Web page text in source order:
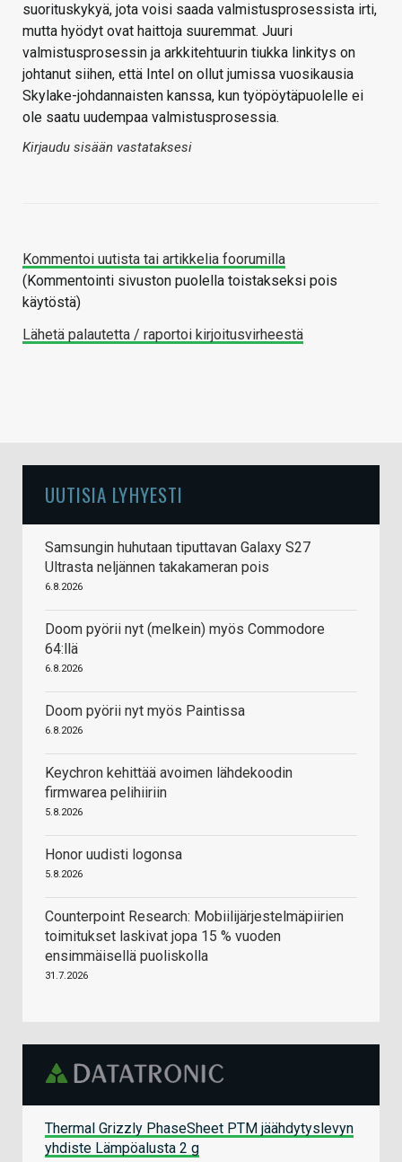
suorituskykyä, jota voisi saada valmistusprosessista irti,
mutta hyödyt ovat haittoja suuremmat. Juuri
valmistusprosessin ja arkkitehtuurin tiukka linkitys on
johtanut siihen, että Intel on ollut jumissa vuosikausia
Skylake-johdannaisten kanssa, kun työpöytäpuolelle ei
ole saatu uudempaa valmistusprosessia.
Kirjaudu sisään vastataksesi
Kommentoi uutista tai artikkelia foorumilla
(Kommentointi sivuston puolella toistakseksi pois
käytöstä)
Lähetä palautetta / raportoi kirjoitusvirheestä
UUTISIA LYHYESTI
Samsungin huhutaan tiputtavan Galaxy S27
Ultrasta neljännen takakameran pois
6.8.2026
Doom pyörii nyt (melkein) myös Commodore
64:llä
6.8.2026
Doom pyörii nyt myös Paintissa
6.8.2026
Keychron kehittää avoimen lähdekoodin
firmwarea pelihiiriin
5.8.2026
Honor uudisti logonsa
5.8.2026
Counterpoint Research: Mobiilijärjestelmäpiirien
toimitukset laskivat jopa 15 % vuoden
ensimmäisellä puoliskolla
31.7.2026
Thermal Grizzly PhaseSheet PTM jäähdytyslevyn
yhdiste Lämpöalusta 2 g